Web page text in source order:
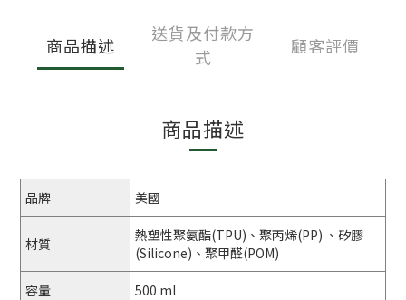
商品描述
送貨及付款方
式
顧客評價
商品描述
品牌 美國
材質
熱塑性聚氨酯(TPU)、聚丙烯(PP) 、矽膠
(Silicone)、聚甲醛(POM)
容量 500 ml